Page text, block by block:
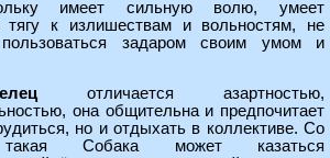
имеет сильную волю, умеет
тягу к излишествам и вольностям, не
задаром своим умом и
отличается азартностью,
она общительна и предпочитает
но и отдыхать в коллективе. Со
Собака может казаться